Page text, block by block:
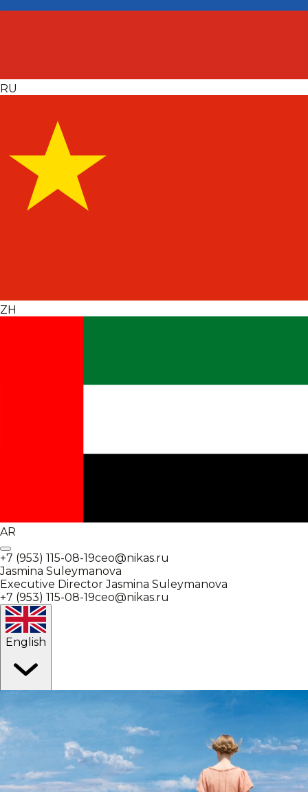
RU
ZH
AR
+7 (953) 115-08-19ceo@nikas.ru
Jasmina Suleymanova
Executive Director Jasmina Suleymanova
+7 (953) 115-08-19ceo@nikas.ru
English